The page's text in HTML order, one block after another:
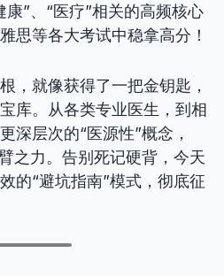
”、“医疗”相关的高频核心
思等各大考试中稳拿高分！
，就像获得了一把金钥匙，
库。从各类专业医生，到相
深层次的“医源性”概念，
之力。告别死记硬背，今天
的“避坑指南”模式，彻底征